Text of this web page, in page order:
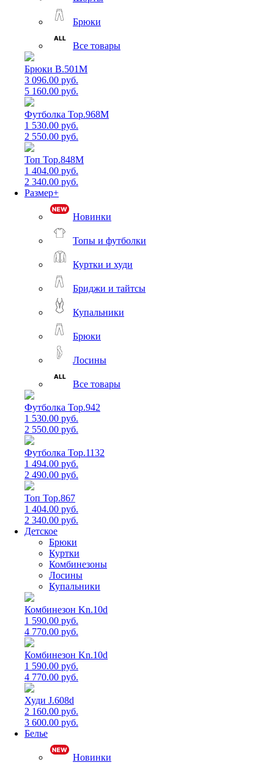
Брюки
Все товары
Брюки B.501M
3 096.00 руб.
5 160.00 руб.
Футболка Top.968M
1 530.00 руб.
2 550.00 руб.
Топ Top.848M
1 404.00 руб.
2 340.00 руб.
Размер+
Новинки
Топы и футболки
Куртки и худи
Бриджи и тайтсы
Купальники
Брюки
Лосины
Все товары
Футболка Top.942
1 530.00 руб.
2 550.00 руб.
Футболка Top.1132
1 494.00 руб.
2 490.00 руб.
Топ Top.867
1 404.00 руб.
2 340.00 руб.
Детское
Брюки
Куртки
Комбинезоны
Лосины
Купальники
Комбинезон Kn.10d
1 590.00 руб.
4 770.00 руб.
Комбинезон Kn.10d
1 590.00 руб.
4 770.00 руб.
Худи J.608d
2 160.00 руб.
3 600.00 руб.
Белье
Новинки